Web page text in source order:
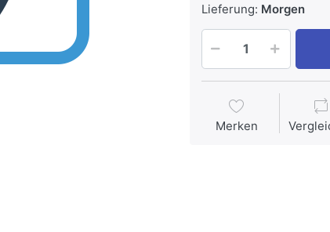
Lieferung: Morgen
Merken